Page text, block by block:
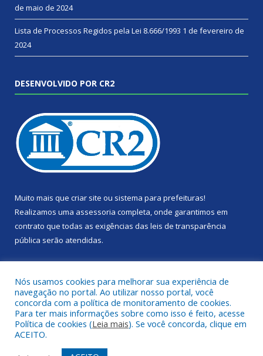
de maio de 2024
Lista de Processos Regidos pela Lei 8.666/1993 1 de fevereiro de
2024
DESENVOLVIDO POR CR2
Muito mais que criar site ou sistema para prefeituras!
Realizamos uma assessoria completa, onde garantimos em
contrato que todas as exigências das leis de transparência
pública serão atendidas.
Todos os direitos reservados a Câmara Municipal de Portel.
Nós usamos cookies para melhorar sua experiência de
navegação no portal. Ao utilizar nosso portal, você
concorda com a política de monitoramento de cookies.
Para ter mais informações sobre como isso é feito, acesse
Política de cookies (Leia mais). Se você concorda, clique em
ACEITO.